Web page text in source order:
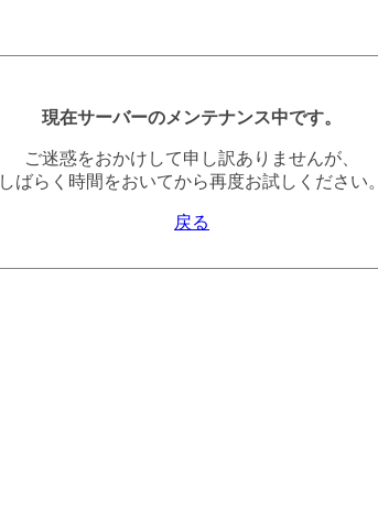
現在サーバーのメンテナンス中です。
ご迷惑をおかけして申し訳ありませんが、
しばらく時間をおいてから再度お試しください。
戻る